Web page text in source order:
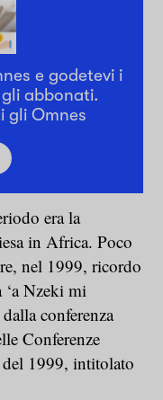
e godetevi i
abbonati.
gli Omnes
era la
in Africa. Poco
nel 1999, ricordo
Nzeki mi
conferenza
Conferenze
1999, intitolato